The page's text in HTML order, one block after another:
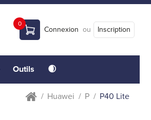
0
Connexion ou Inscription
Outils 🌒
Huawei P P40 Lite